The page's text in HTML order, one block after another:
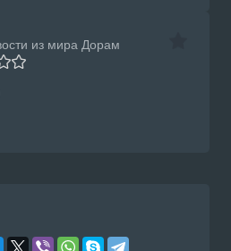
из мира Дорам